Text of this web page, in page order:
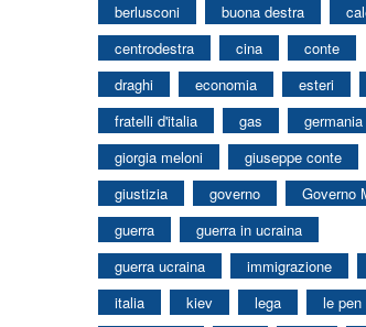
berlusconi buona destra
centrodestra
cina
conte
draghi
economia esteri
fratelli d'italia
gas
germania
giorgia meloni
giuseppe conte
giustizia
governo
Governo
guerra
guerra in ucraina
guerra ucraina
immigrazione
italia
kiev lega
le pen